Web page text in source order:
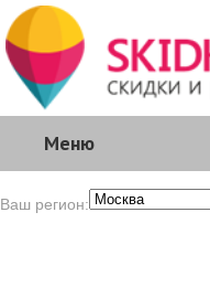
Меню
Ваш регион: